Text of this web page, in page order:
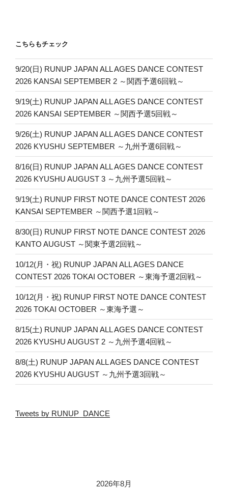
シ
ョ
ン
こちらもチェック
9/20(日) RUNUP JAPAN ALL AGES DANCE CONTEST
2026 KANSAI SEPTEMBER 2 ～関西予選6回戦～
9/19(土) RUNUP JAPAN ALL AGES DANCE CONTEST
2026 KANSAI SEPTEMBER ～関西予選5回戦～
9/26(土) RUNUP JAPAN ALL AGES DANCE CONTEST
2026 KYUSHU SEPTEMBER ～九州予選6回戦～
8/16(日) RUNUP JAPAN ALL AGES DANCE CONTEST
2026 KYUSHU AUGUST 3 ～九州予選5回戦～
9/19(土) RUNUP FIRST NOTE DANCE CONTEST 2026
KANSAI SEPTEMBER ～関西予選1回戦～
8/30(日) RUNUP FIRST NOTE DANCE CONTEST 2026
KANTO AUGUST ～関東予選2回戦～
10/12(月・祝) RUNUP JAPAN ALL AGES DANCE
CONTEST 2026 TOKAI OCTOBER ～東海予選2回戦～
10/12(月・祝) RUNUP FIRST NOTE DANCE CONTEST
2026 TOKAI OCTOBER ～東海予選～
8/15(土) RUNUP JAPAN ALL AGES DANCE CONTEST
2026 KYUSHU AUGUST 2 ～九州予選4回戦～
8/8(土) RUNUP JAPAN ALL AGES DANCE CONTEST
2026 KYUSHU AUGUST ～九州予選3回戦～
Tweets by RUNUP_DANCE
2026年8月